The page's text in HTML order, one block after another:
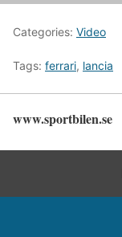
Categories: Video
Tags: ferrari, lancia
www.sportbilen.se